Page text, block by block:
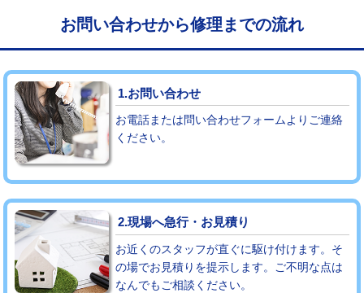
マス交換（深さ50㎝未満） 55,000円
マス交換（深さ50㎝以上） 66,000円
コンクリート斫り（厚さ10㎝まで）
コンクリート斫り（厚さ10㎝超え） 38,500円
モルタル補修（厚さ10㎝まで）
モルタル補修（厚さ10㎝超え） 38,500円
追加人工 16,500円
廃棄・処分 現場見積
※給水管工事は20mmまでの価格です。
お問い合わせから修理までの流れ
1.お問い合わせ
お電話または問い合わせフォームよりご連絡
ください。
2.現場へ急行・お見積り
お近くのスタッフが直ぐに駆け付けます。そ
の場でお見積りを提示します。ご不明な点は
なんでもご相談ください。